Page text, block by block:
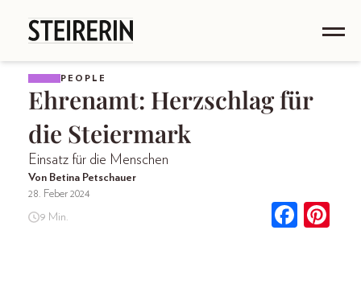
PEOPLE
Ehrenamt: Herzschlag für
die Steiermark
Einsatz für die Menschen
Von Betina Petschauer
28. Feber 2024
9 Min.